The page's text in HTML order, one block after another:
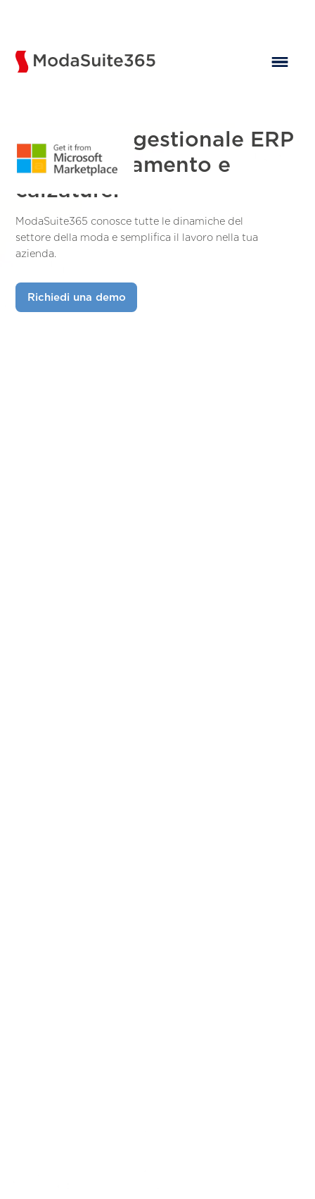
Il software gestionale ERP
per abbigliamento e
calzature.
ModaSuite365 conosce tutte le dinamiche del
settore della moda e semplifica il lavoro nella tua
azienda.
Richiedi una demo